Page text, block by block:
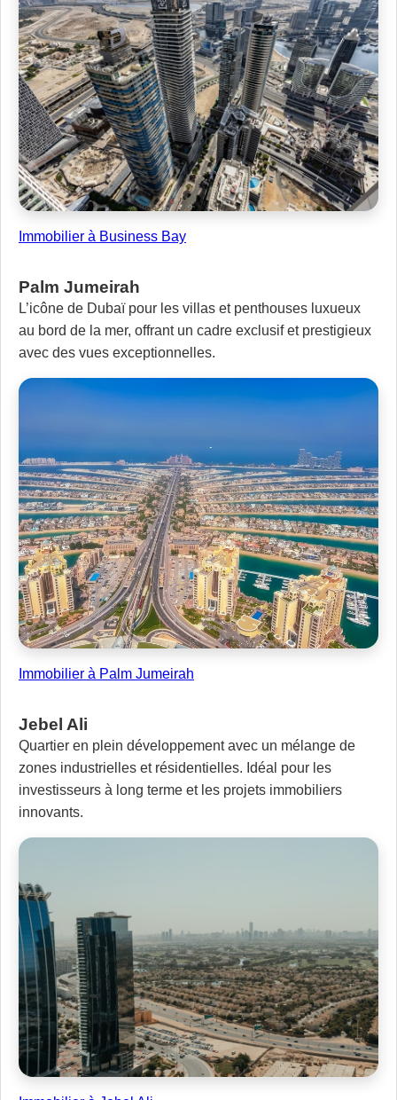
Immobilier à Business Bay
Palm Jumeirah
L’icône de Dubaï pour les villas et penthouses luxueux
au bord de la mer, offrant un cadre exclusif et prestigieux
avec des vues exceptionnelles.
Immobilier à Palm Jumeirah
Jebel Ali
Quartier en plein développement avec un mélange de
zones industrielles et résidentielles. Idéal pour les
investisseurs à long terme et les projets immobiliers
innovants.